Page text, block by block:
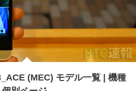
(MEC) モデル一覧 | 機種